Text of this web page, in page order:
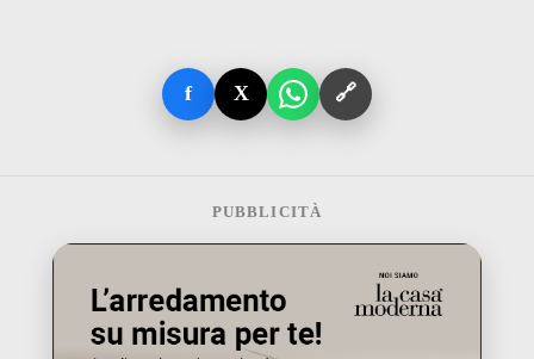
f X 🔗
PUBBLICITÀ